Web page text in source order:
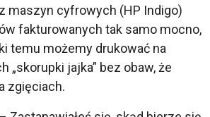
maszyn cyfrowych (HP Indigo)
fakturowanych tak samo mocno,
temu możemy drukować na
„skorupki jajka” bez obaw, że
zgięciach.